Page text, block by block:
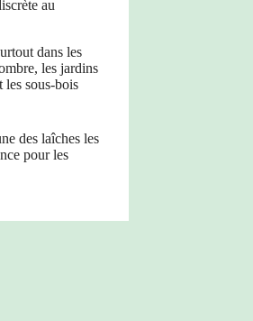
au
dans les
les jardins
les sous-bois
des laîches les
pour les